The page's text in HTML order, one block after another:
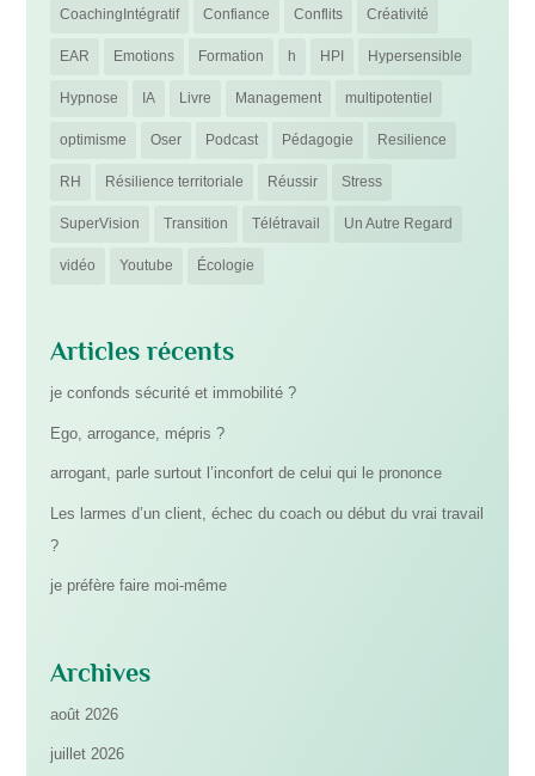
CoachingIntégratif Confiance Conflits Créativité
EAR Emotions Formation h HPI Hypersensible
Hypnose IA Livre Management multipotentiel
optimisme Oser Podcast Pédagogie Resilience
RH Résilience territoriale Réussir Stress
SuperVision Transition Télétravail Un Autre Regard
vidéo Youtube Écologie
Articles récents
je confonds sécurité et immobilité ?
Ego, arrogance, mépris ?
arrogant, parle surtout l’inconfort de celui qui le prononce
Les larmes d’un client, échec du coach ou début du vrai travail
?
je préfère faire moi-même
Archives
août 2026
juillet 2026